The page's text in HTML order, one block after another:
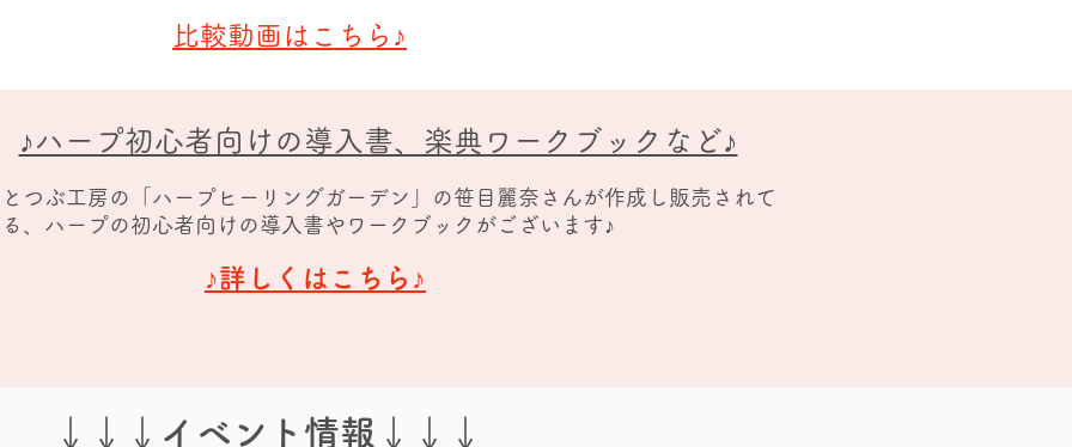
​比較動画はこちら ♪
♪ハープ初心者向けの導入書、楽典ワークブックなど♪
つぶ工房の​「ハープヒーリングガーデン」の笹目麗奈さんが作成し販売されて
、ハープの初心者向けの導入書やワークブックがございます♪
♪詳しくはこちら ♪
↓↓↓イベント情報↓↓↓